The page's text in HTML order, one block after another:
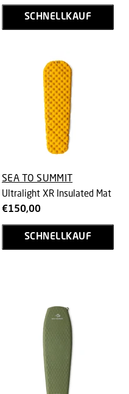
SCHNELLKAUF
SEA TO SUMMIT
Ultralight XR Insulated Mat
€150,00
SCHNELLKAUF